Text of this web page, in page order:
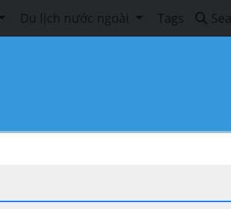
Du lịch nước ngoài Tags